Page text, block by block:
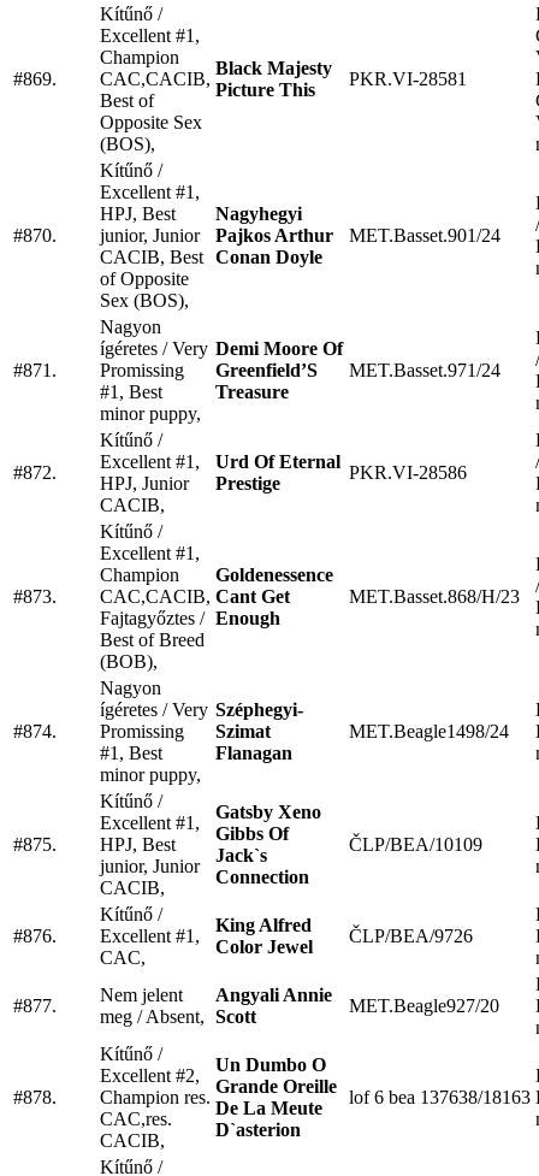
#869.
Kítűnő /
Excellent #1,
Champion
CAC,CACIB,
Best of
Opposite Sex
(BOS),
Black Majesty
Picture This
PKR.VI-28581
#870.
Kítűnő /
Excellent #1,
HPJ, Best
junior, Junior
CACIB, Best
of Opposite
Sex (BOS),
Nagyhegyi
Pajkos Arthur
Conan Doyle
MET.Basset.901/24
#871.
Nagyon
ígéretes / Very
Promissing
#1, Best
minor puppy,
Demi Moore Of
Greenfield’S
Treasure
MET.Basset.971/24
#872.
Kítűnő /
Excellent #1,
HPJ, Junior
CACIB,
Urd Of Eternal
Prestige
PKR.VI-28586
#873.
Kítűnő /
Excellent #1,
Champion
CAC,CACIB,
Fajtagyőztes /
Best of Breed
(BOB),
Goldenessence
Cant Get
Enough
MET.Basset.868/H/23
#874.
Nagyon
ígéretes / Very
Promissing
#1, Best
minor puppy,
Széphegyi-
Szimat
Flanagan
MET.Beagle1498/24
#875.
Kítűnő /
Excellent #1,
HPJ, Best
junior, Junior
CACIB,
Gatsby Xeno
Gibbs Of
Jack`s
Connection
ČLP/BEA/10109
#876.
Kítűnő /
Excellent #1,
CAC,
King Alfred
Color Jewel
ČLP/BEA/9726
#877.
Nem jelent
meg / Absent,
Angyali Annie
Scott
MET.Beagle927/20
#878.
Kítűnő /
Excellent #2,
Champion res.
CAC,res.
CACIB,
Un Dumbo O
Grande Oreille
De La Meute
D`asterion
lof 6 bea 137638/18163
Kítűnő /